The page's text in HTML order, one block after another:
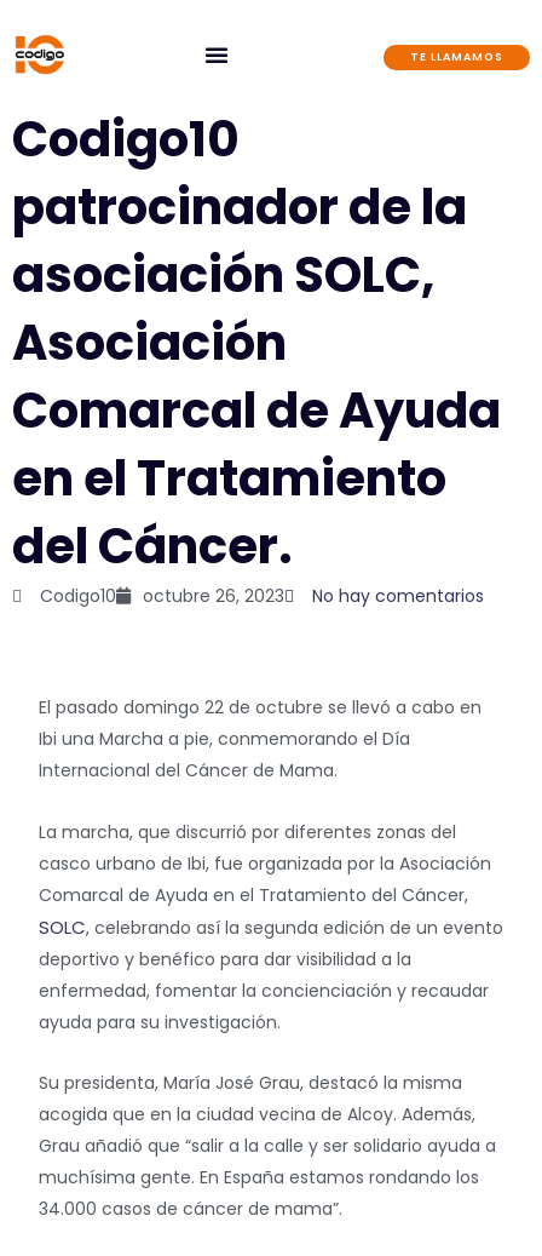
contenido
TE LLAMAMOS
Codigo10
patrocinador de la
asociación SOLC,
Asociación
Comarcal de Ayuda
en el Tratamiento
del Cáncer.
Codigo10 octubre 26, 2023 No hay comentarios
El pasado domingo 22 de octubre se llevó a cabo en
Ibi una Marcha a pie, conmemorando el Día
Internacional del Cáncer de Mama.
La marcha, que discurrió por diferentes zonas del
casco urbano de Ibi, fue organizada por la Asociación
Comarcal de Ayuda en el Tratamiento del Cáncer,
SOLC, celebrando así la segunda edición de un evento
deportivo y benéfico para dar visibilidad a la
enfermedad, fomentar la concienciación y recaudar
ayuda para su investigación.
Su presidenta, María José Grau, destacó la misma
acogida que en la ciudad vecina de Alcoy. Además,
Grau añadió que “salir a la calle y ser solidario ayuda a
muchísima gente. En España estamos rondando los
34.000 casos de cáncer de mama”.